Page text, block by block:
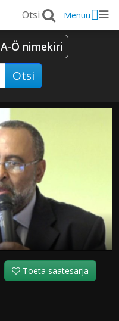
Menüü
A-Ö nimekiri
Otsi
Toeta saatesarja